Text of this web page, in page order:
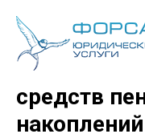
средств
накоплений